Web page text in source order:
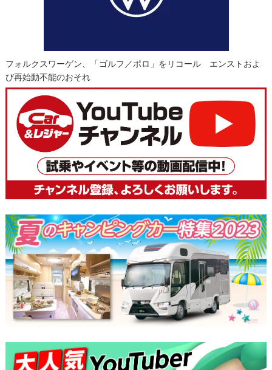
フォルクスワーゲン、「ゴルフ／ポロ」をリコール エンストおよ
び再始動不能のおそれ